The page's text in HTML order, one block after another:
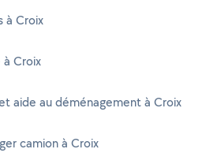
à Croix
Croix
aide au déménagement à Croix
camion à Croix